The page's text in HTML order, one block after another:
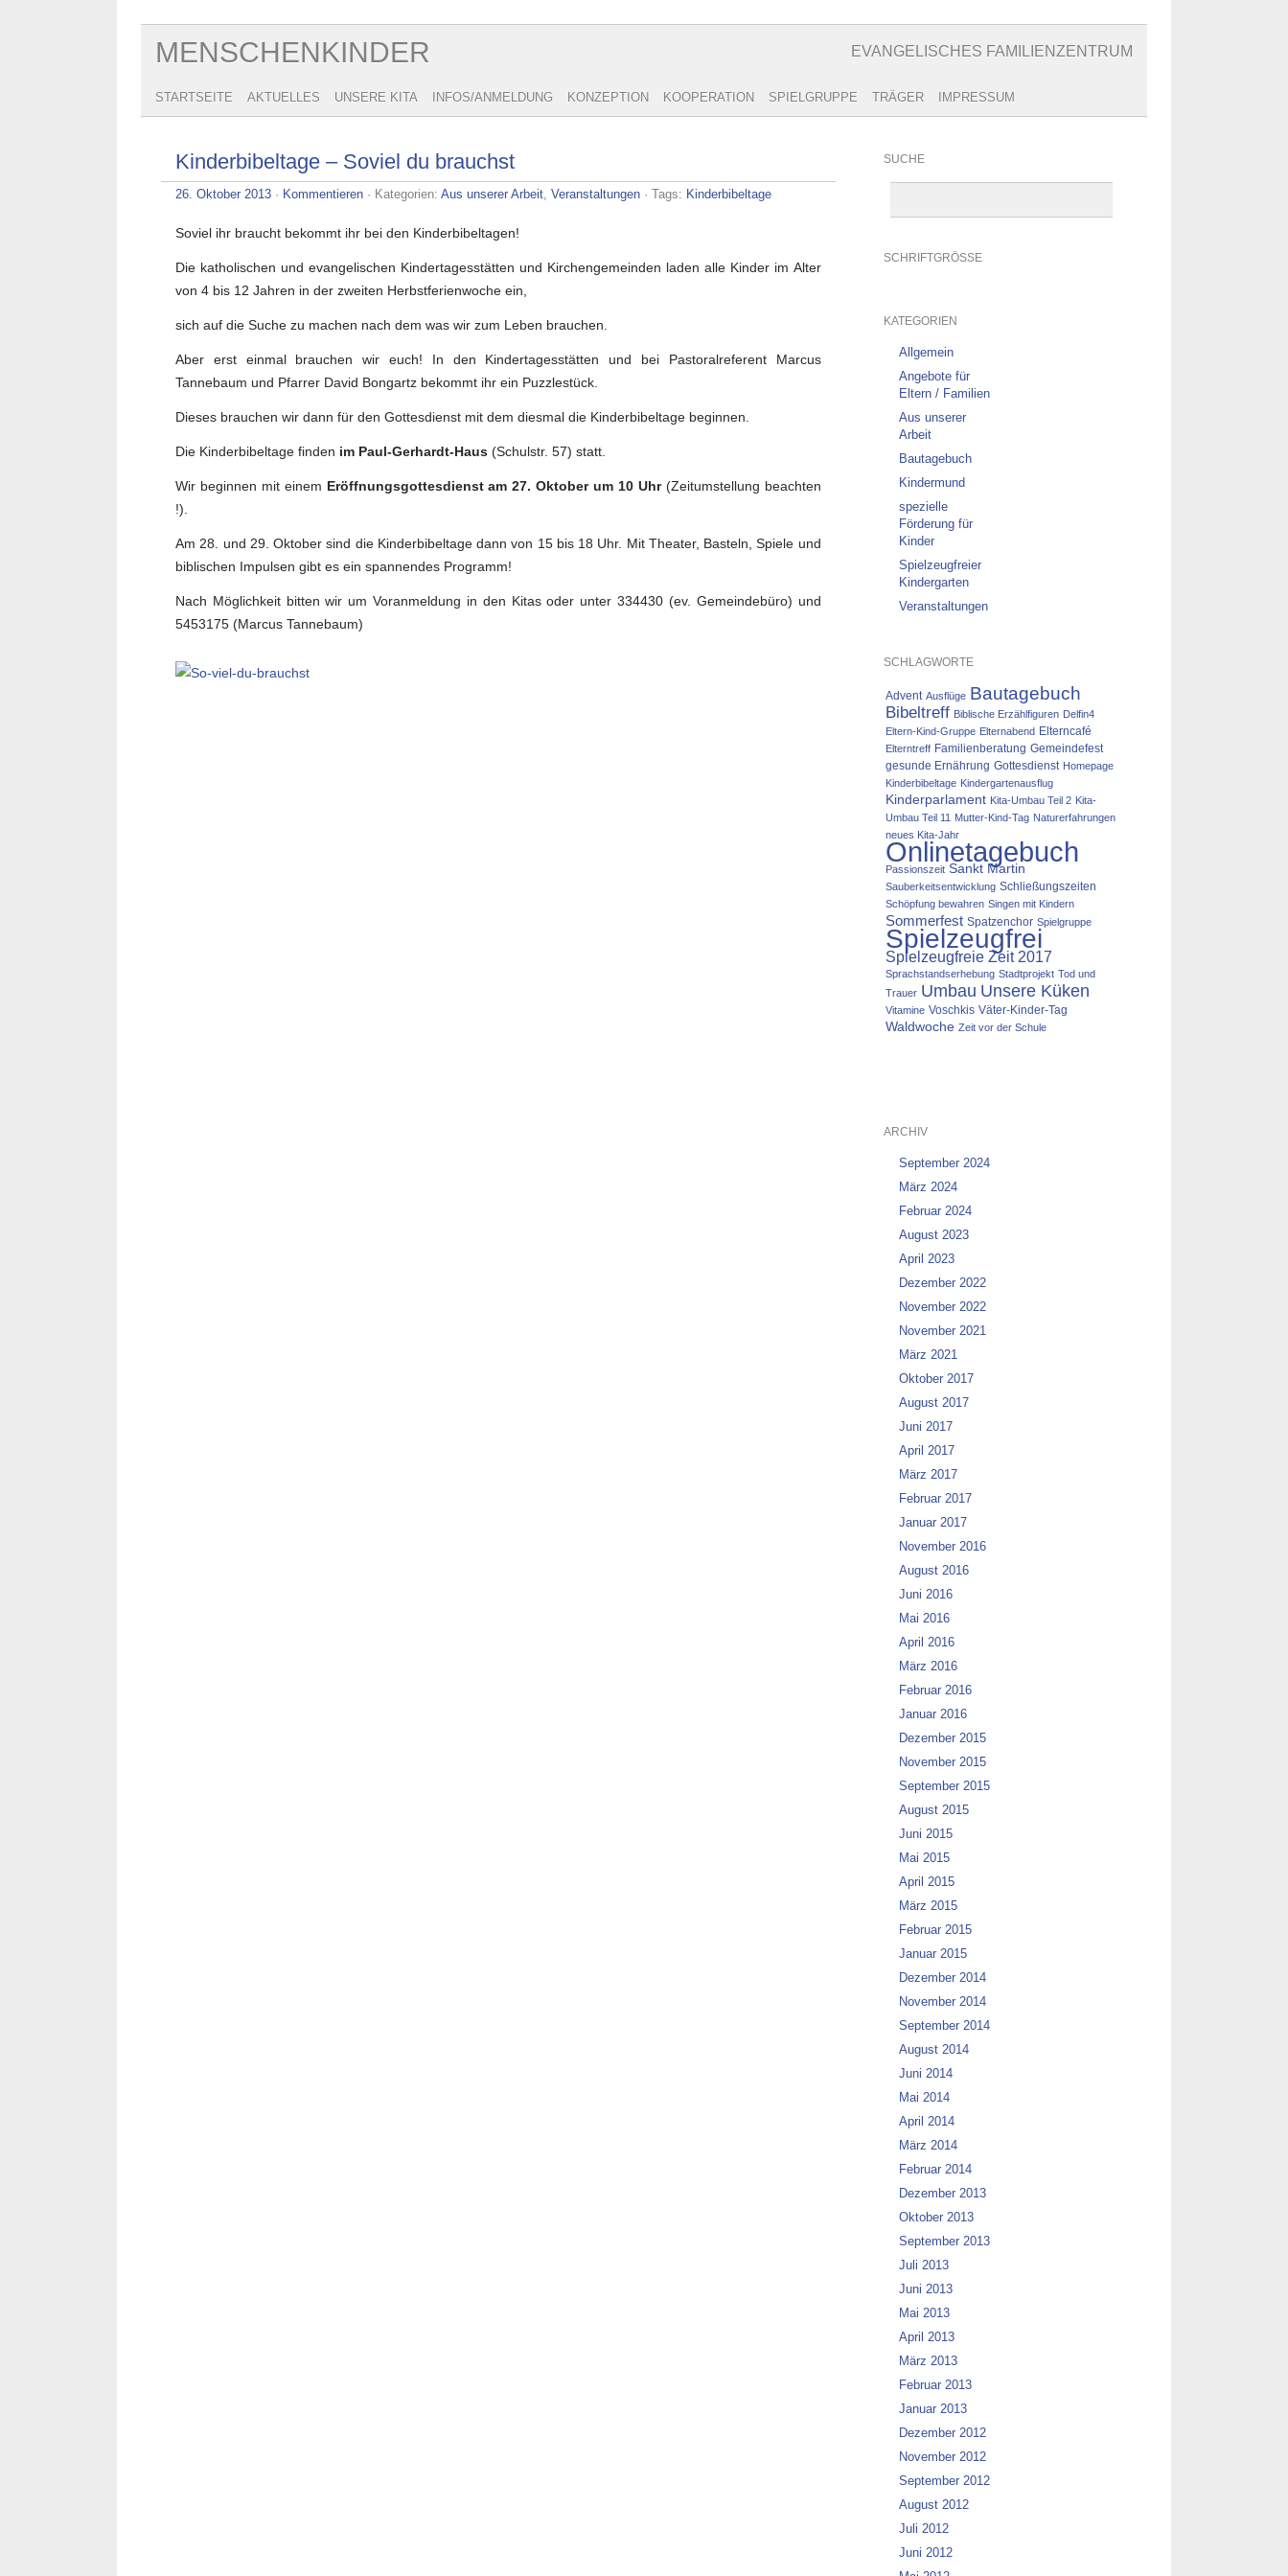
MENSCHENKINDER EVANGELISCHES FAMILIENZENTRUM
STARTSEITE AKTUELLES UNSERE KITA INFOS/ANMELDUNG KONZEPTION KOOPERATION SPIELGRUPPE TRÄGER IMPRESSUM
Kinderbibeltage – Soviel du brauchst
26. Oktober 2013 · Kommentieren · Kategorien: Aus unserer Arbeit, Veranstaltungen · Tags: Kinderbibeltage
Soviel ihr braucht bekommt ihr bei den Kinderbibeltagen!
Die katholischen und evangelischen Kindertagesstätten und Kirchengemeinden laden alle Kinder im Alter
von 4 bis 12 Jahren in der zweiten Herbstferienwoche ein,
sich auf die Suche zu machen nach dem was wir zum Leben brauchen.
Aber erst einmal brauchen wir euch! In den Kindertagesstätten und bei Pastoralreferent Marcus
Tannebaum und Pfarrer David Bongartz bekommt ihr ein Puzzlestück.
Dieses brauchen wir dann für den Gottesdienst mit dem diesmal die Kinderbibeltage beginnen.
Die Kinderbibeltage finden im Paul-Gerhardt-Haus (Schulstr. 57) statt.
Wir beginnen mit einem Eröffnungsgottesdienst am 27. Oktober um 10 Uhr(Zeitumstellung beachten
!).
Am 28. und 29. Oktober sind die Kinderbibeltage dann von 15 bis 18 Uhr. Mit Theater, Basteln, Spiele und
biblischen Impulsen gibt es ein spannendes Programm!
Nach Möglichkeit bitten wir um Voranmeldung in den Kitas oder unter 334430 (ev. Gemeindebüro) und
5453175 (Marcus Tannebaum)
SUCHE
SCHRIFTGRÖSSE
KATEGORIEN
Allgemein
Angebote für
Eltern / Familien
Aus unserer
Arbeit
Bautagebuch
Kindermund
spezielle
Förderung für
Kinder
Spielzeugfreier
Kindergarten
Veranstaltungen
SCHLAGWORTE
Advent Ausflüge Bautagebuch
Bibeltreff Biblische Erzählfiguren Delfin4
Eltern-Kind-Gruppe Elternabend Elterncafé
Elterntreff Familienberatung Gemeindefest
gesunde Ernährung Gottesdienst Homepage
Kinderbibeltage Kindergartenausflug
Kinderparlament Kita-Umbau Teil 2 Kita-
Umbau Teil 11 Mutter-Kind-Tag Naturerfahrungen
neues Kita-Jahr
Onlinetagebuch
Passionszeit Sankt Martin
Sauberkeitsentwicklung Schließungszeiten
Schöpfung bewahren Singen mit Kindern
Sommerfest Spatzenchor Spielgruppe
Spielzeugfrei
Spielzeugfreie Zeit 2017
Sprachstandserhebung Stadtprojekt Tod und
Trauer Umbau Unsere Küken
Vitamine Voschkis Väter-Kinder-Tag
Waldwoche Zeit vor der Schule
ARCHIV
September 2024
März 2024
Februar 2024
August 2023
April 2023
Dezember 2022
November 2022
November 2021
März 2021
Oktober 2017
August 2017
Juni 2017
April 2017
März 2017
Februar 2017
Januar 2017
November 2016
August 2016
Juni 2016
Mai 2016
April 2016
März 2016
Februar 2016
Januar 2016
Dezember 2015
November 2015
September 2015
August 2015
Juni 2015
Mai 2015
April 2015
März 2015
Februar 2015
Januar 2015
Dezember 2014
November 2014
September 2014
August 2014
Juni 2014
Mai 2014
April 2014
März 2014
Februar 2014
Dezember 2013
Oktober 2013
September 2013
Juli 2013
Juni 2013
Mai 2013
April 2013
März 2013
Februar 2013
Januar 2013
Dezember 2012
November 2012
September 2012
August 2012
Juli 2012
Juni 2012